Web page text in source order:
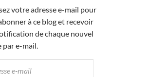
votre adresse e-mail pour
à ce blog et recevoir
de chaque nouvel
par e-mail.